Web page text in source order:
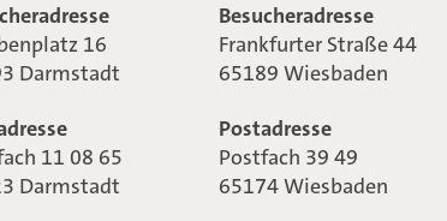
16
Darmstadt
11 08 65
Darmstadt
Besucheradresse
Frankfurter Straße 44
65189 Wiesbaden
Postadresse
Postfach 39 49
65174 Wiesbaden